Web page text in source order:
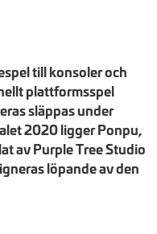
till konsoler och
plattformsspel
släppas under
2020 ligger Ponpu,
av Purple Tree Studio
löpande av den